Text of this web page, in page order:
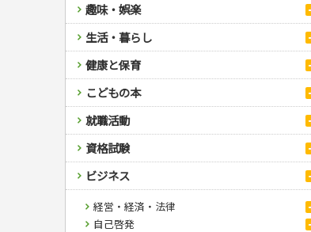
趣味・娯楽
スポーツ
スポーツルール
野球
ゴルフ
トレーニング
ジュニアスポーツ
その他スポーツ
自然・アウトドア・ペット
アウトドア
犬・猫
ペット・飼育
園芸・野菜づくり
雑学
娯楽・ゲーム・占い
ナンプレ
囲碁・将棋・麻雀
ゲーム・マジック
家相・風水・占い
カルチャー・芸術・趣味
鉄道・車・自転車
音楽・楽器
趣味・鑑賞・カメラ
絵画・デッサン
俳句・詩・ことば
辞典・語学
辞典
語学・旅行会話
運転免許
原付・二輪
普通免許
その他免許
生活・暮らし
料理
料理・レシピ
おもてなし・ごちそう料理
各国料理
お弁当
健康メニュー・ダイエット
調理器具クッキング
お菓子・ケーキ・パン
飲み物・お酒
手芸・クラフト
編み物
ソーイング
クラフト
住まい・インテリア・暮らし
インテリア・ハウジング
収納・掃除・暮らし
美容・ファッション
ダイエット・エクササイズ
メイク・ネイル・ヘア
着物・着つけ
冠婚葬祭・手紙・ペン字
冠婚葬祭・スピーチ・マナー
手紙・ペン字
妊娠・出産・育児
妊娠・出産・育児
離乳食・幼児食・こどもレシピ
健康と保育
家庭医学・健康
ツボ・マッサージ
家庭医学・病気
健康知識
栄養事典
生活習慣病
看護・介護
看護一般
介護一般
保育・教育
パネルシアター
指導マニュアル
こどもの本
児童一般
おりがみ・あやとり
なぞなぞ・ゲーム
占い・心理ゲーム
のりもの・ずかん
読み物・絵本
音と光のでる絵本
学参・ドリル
夏休みドリル
総復習ドリル
学習・地図
自由研究・読書感想文
えんぴつちょう
就職活動
就職活動
就職試験
公務員試験
資格試験
検定試験・資格試験
英語検定・TOEIC
漢字検定・数学検定
簿記検定
ビジネス
経営・経済・法律
マネー・株・資産
自己啓発